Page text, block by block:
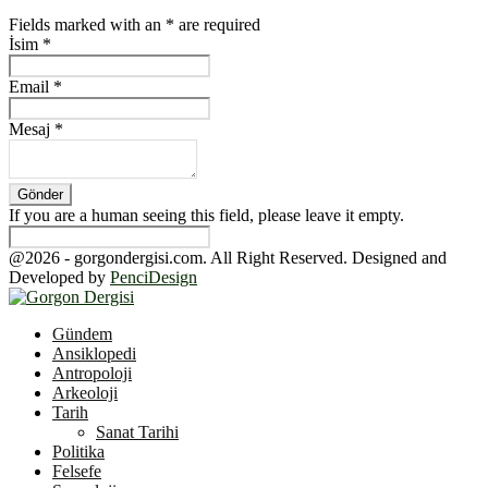
Fields marked with an * are required
İsim *
Email *
Mesaj *
If you are a human seeing this field, please leave it empty.
@2026 - gorgondergisi.com. All Right Reserved. Designed and
Developed by PenciDesign
Gündem
Ansiklopedi
Antropoloji
Arkeoloji
Tarih
Sanat Tarihi
Politika
Felsefe